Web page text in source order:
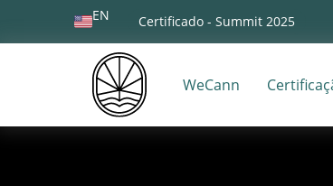
EN Certificado - Summit 2025
WeCann